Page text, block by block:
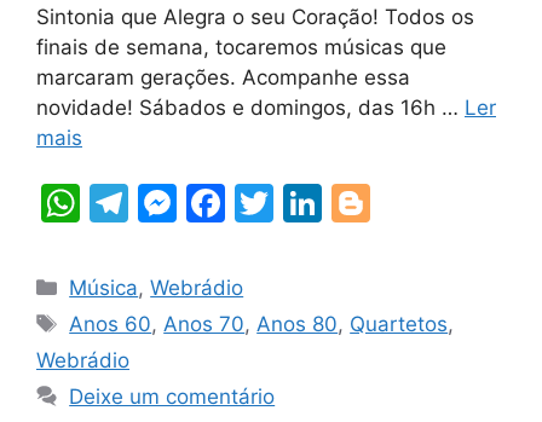
Sintonia que Alegra o seu Coração! Todos os
finais de semana, tocaremos músicas que
marcaram gerações. Acompanhe essa
novidade! Sábados e domingos, das 16h … Ler
mais
W
at
s
A
p
T
e
gr
a
m
M
s
s
n
F
c
e
o
T
er
Li
e g
Categorias
Música,Webrádio
Tags
Anos 60,Anos 70,Anos 80, Quartetos,
Webrádio
Deixe um comentário